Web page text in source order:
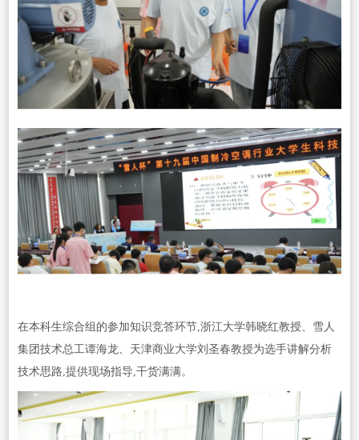
在本科生综合组的参加知识竞答环节,浙江大学韩晓红教授、雪人
集团技术总工谭海龙、天津商业大学刘圣春教授为选手讲解分析
技术思路,提供现场指导,干货满满。